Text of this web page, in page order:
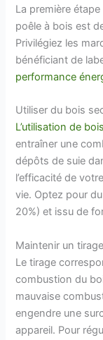
La première
poêle à bois est
Privilégiez les
bénéficiant de
performance
Utiliser du bois
L’utilisation de
entraîner une
dépôts de suie
l’efficacité de
vie. Optez pour
20%) et issu de
Maintenir un
Le tirage
combustion du
mauvaise
engendre une
appareil. Pour